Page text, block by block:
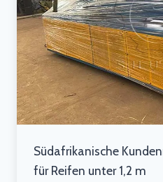
Südafrikanische
für Reifen unter 1,2 m